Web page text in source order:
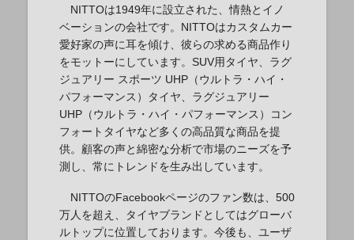
NITTOは1949年に設立された、情熱とイノ
ベーションの会社です。NITTOはカスタムカー
愛好家の声に耳を傾け、彼らの求める商品作り
をモットーにしています。SUV用タイヤ、ラグ
ジュアリー スポーツ UHP（ウルトラ・ハイ・
パフォーマンス）タイヤ、ラグジュアリー
UHP（ウルトラ・ハイ・パフォーマンス）コン
フォートタイヤなど多くの高品質な商品を提
供。顧客の声と綿密な分析で市場のニーズを予
測し、常にトレンドを生み出しています。
NITTOのFacebookページのファン数は、500
万人を超え、タイヤブランドとしてはグローバ
ルトップに位置しております。今後も、ユーザ